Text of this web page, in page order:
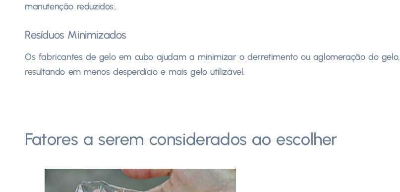
manutenção reduzidos..
Resíduos Minimizados
Os fabricantes de gelo em cubo ajudam a minimizar o derretimento ou aglomeração do gelo,
resultando em menos desperdício e mais gelo utilizável.
Fatores a serem considerados ao escolher